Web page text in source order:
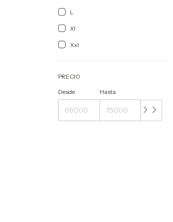
L
Xl
Xxl
PRECIO
Desde Hasta